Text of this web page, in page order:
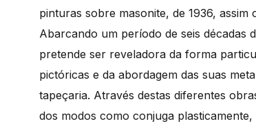
pinturas sobre masonite, de 1936, assim
Abarcando um período de seis décadas
pretende ser reveladora da forma
pictóricas e da abordagem das suas
tapeçaria. Através destas diferentes
dos modos como conjuga